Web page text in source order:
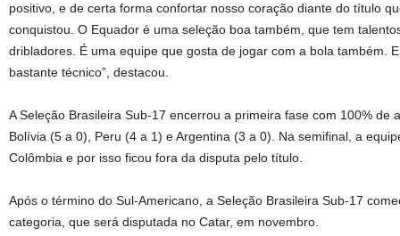
positivo, e de certa forma confortar nosso coração diante do título
conquistou. O Equador é uma seleção boa também, que tem
dribladores. É uma equipe que gosta de jogar com a bola também.
bastante técnico”, destacou.
A Seleção Brasileira Sub-17 encerrou a primeira fase com 100% de
Bolívia (5 a 0), Peru (4 a 1) e Argentina (3 a 0). Na semifinal, a
Colômbia e por isso ficou fora da disputa pelo título.
Após o término do Sul-Americano, a Seleção Brasileira Sub-17
categoria, que será disputada no Catar, em novembro.